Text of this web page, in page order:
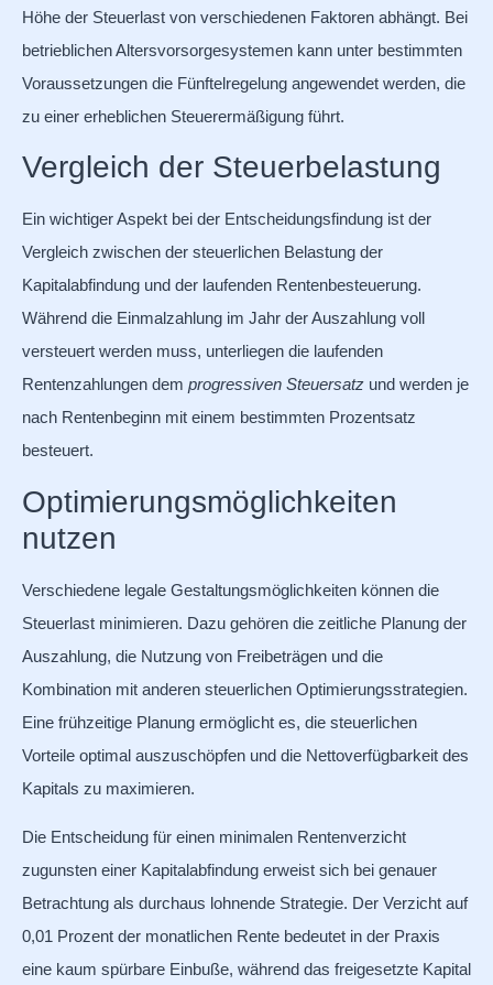
Höhe der Steuerlast von verschiedenen Faktoren abhängt. Bei
betrieblichen Altersvorsorgesystemen kann unter bestimmten
Voraussetzungen die Fünftelregelung angewendet werden, die
zu einer erheblichen Steuerermäßigung führt.
Vergleich der Steuerbelastung
Ein wichtiger Aspekt bei der Entscheidungsfindung ist der
Vergleich zwischen der steuerlichen Belastung der
Kapitalabfindung und der laufenden Rentenbesteuerung.
Während die Einmalzahlung im Jahr der Auszahlung voll
versteuert werden muss, unterliegen die laufenden
Rentenzahlungen dem progressiven Steuersatz und werden je
nach Rentenbeginn mit einem bestimmten Prozentsatz
besteuert.
Optimierungsmöglichkeiten
nutzen
Verschiedene legale Gestaltungsmöglichkeiten können die
Steuerlast minimieren. Dazu gehören die zeitliche Planung der
Auszahlung, die Nutzung von Freibeträgen und die
Kombination mit anderen steuerlichen Optimierungsstrategien.
Eine frühzeitige Planung ermöglicht es, die steuerlichen
Vorteile optimal auszuschöpfen und die Nettoverfügbarkeit des
Kapitals zu maximieren.
Die Entscheidung für einen minimalen Rentenverzicht
zugunsten einer Kapitalabfindung erweist sich bei genauer
Betrachtung als durchaus lohnende Strategie. Der Verzicht auf
0,01 Prozent der monatlichen Rente bedeutet in der Praxis
eine kaum spürbare Einbuße, während das freigesetzte Kapital